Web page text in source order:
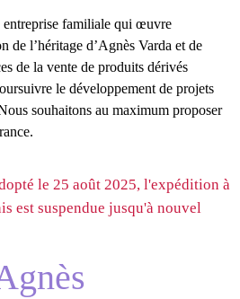
DE
arrivés... Découvrez notre
du film culte de Jacques Demy !
entreprise familiale qui œuvre
de l’héritage d’Agnès Varda et de
de la vente de produits dérivés
le développement de projets
souhaitons au maximum proposer
le 25 août 2025, l'expédition à
est suspendue jusqu'à nouvel